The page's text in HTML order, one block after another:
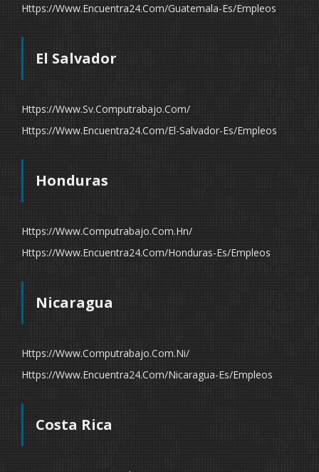
Https://www.encuentra24.com/guatemala-Es/empleos
El Salvador
Https://www.sv.computrabajo.com/
Https://www.encuentra24.com/el-Salvador-Es/empleos
Honduras
Https://www.computrabajo.com.hn/
Https://www.encuentra24.com/honduras-Es/empleos
Nicaragua
Https://www.computrabajo.com.ni/
Https://www.encuentra24.com/nicaragua-Es/empleos
Costa Rica